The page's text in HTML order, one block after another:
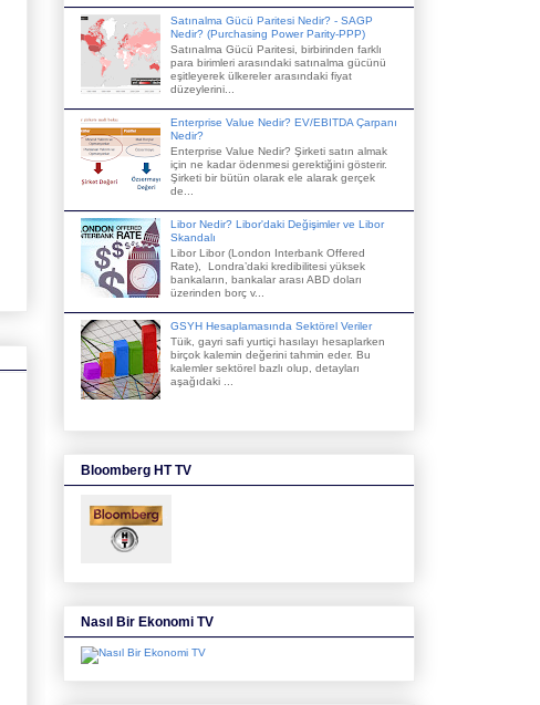
Satınalma Gücü Paritesi Nedir? - SAGP
Nedir? (Purchasing Power Parity-PPP)
Satınalma Gücü Paritesi, birbirinden farklı
para birimleri arasındaki satınalma gücünü
eşitleyerek ülkereler arasındaki fiyat
düzeylerini...
Enterprise Value Nedir? EV/EBITDA Çarpanı
Nedir?
Enterprise Value Nedir? Şirketi satın almak
için ne kadar ödenmesi gerektiğini gösterir.
Şirketi bir bütün olarak ele alarak gerçek
de...
Libor Nedir? Libor'daki Değişimler ve Libor
Skandalı
Libor Libor (London Interbank Offered
Rate), Londra’daki kredibilitesi yüksek
bankaların, bankalar arası ABD doları
üzerinden borç v...
GSYH Hesaplamasında Sektörel Veriler
Tüik, gayri safi yurtiçi hasılayı hesaplarken
birçok kalemin değerini tahmin eder. Bu
kalemler sektörel bazlı olup, detayları
aşağıdaki ...
Bloomberg HT TV
Nasıl Bir Ekonomi TV